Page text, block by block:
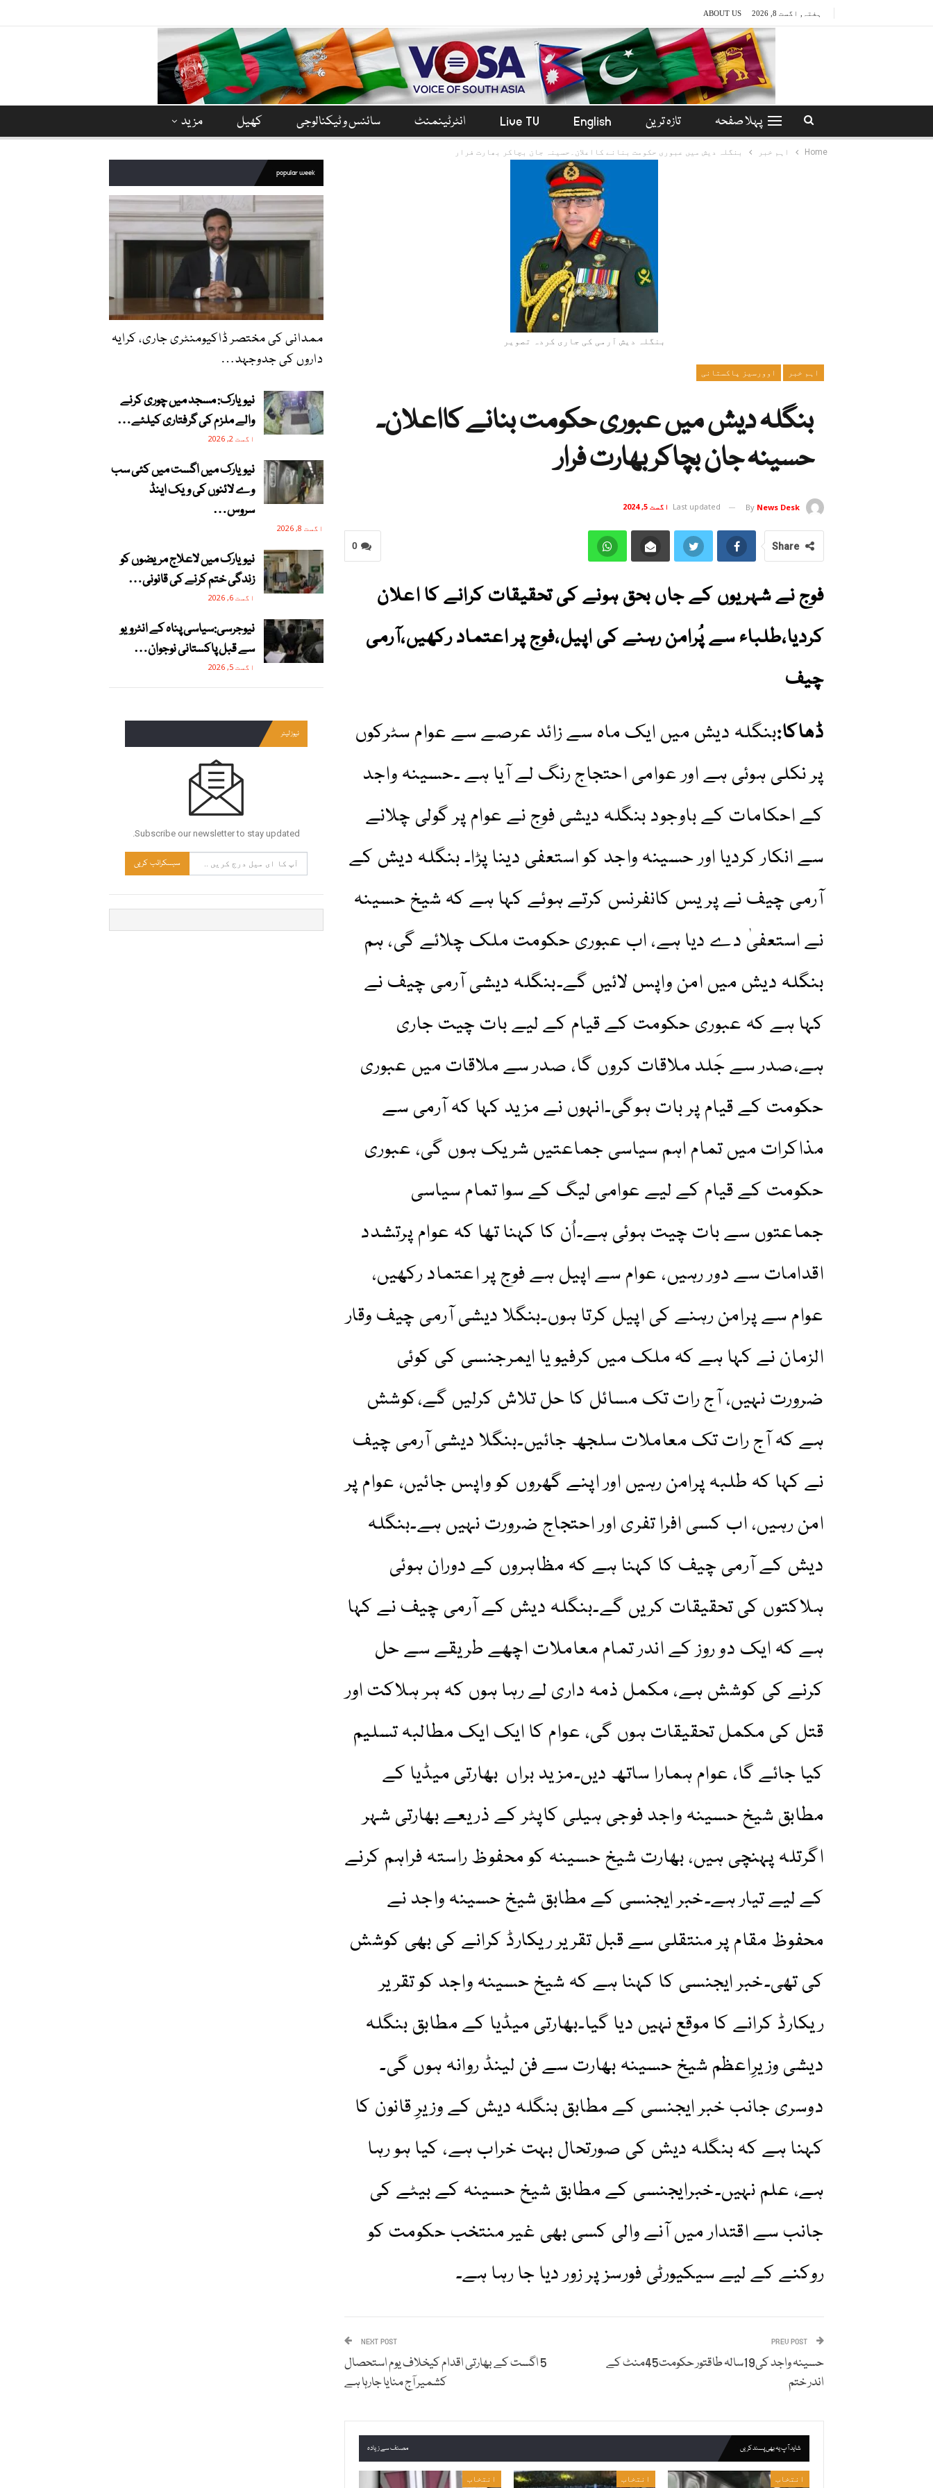
ہفتہ, اگست 8, 2026 ABOUT US
پہلا صفحہ تازہ ترین English
Live TV انٹرٹینمنٹ سائنس و ٹیکنالوجی کھیل مزید
Home اہم خبر بنگلہ دیش میں عبوری حکومت بنانے کااعلان۔حسینہ جان بچاکر بھارت فرار
بنگلہ دیش آرمی کی جاری کردہ تصویر
اہم خبر اوورسیز پاکستانی
بنگلہ دیش میں عبوری حکومت بنانے کااعلان۔
حسینہ جان بچاکر بھارت فرار
By News Desk
Last updated اگست 5, 2024
0 Share
فوج نے شہریوں کے جاں بحق ہونے کی تحقیقات کرانے کا اعلان
کردیا،طلباء سے پُرامن رہنے کی اپیل،فوج پر اعتماد رکھیں،آرمی
چیف
ڈھاکا:بنگلہ دیش میں ایک ماہ سے زائد عرصے سے عوام سٹرکوں
پر نکلی ہوئی ہے اور عوامی احتجاج رنگ لے آیا ہے ۔حسینہ واجد
کے احکامات کے باوجود بنگلہ دیشی فوج نے عوام پر گولی چلانے
سے انکار کردیا اور حسینہ واجد کو استعفی دینا پڑا۔ بنگلہ دیش کے
آرمی چیف نے پر یس کانفرنس کرتے ہوئے کہا ہے کہ شیخ حسینہ
نے استعفیٰ دے دیا ہے، اب عبوری حکومت ملک چلائے گی، ہم
بنگلہ دیش میں امن واپس لائیں گے۔بنگلہ دیشی آرمی چیف نے
کہا ہے کہ عبوری حکومت کے قیام کے لیے بات چیت جاری
ہے،صدر سے جَلد ملاقات کروں گا، صدر سے ملاقات میں عبوری
حکومت کے قیام پر بات ہوگی۔انہوں نے مزید کہا کہ آرمی سے
مذاکرات میں تمام اہم سیاسی جماعتیں شریک ہوں گی، عبوری
حکومت کے قیام کے لیے عوامی لیگ کے سوا تمام سیاسی
جماعتوں سے بات چیت ہوئی ہے۔اُن کا کہنا تھا کہ عوام پرتشدد
اقدامات سے دور رہیں، عوام سے اپیل ہے فوج پر اعتماد رکھیں،
عوام سے پرامن رہنے کی اپیل کرتا ہوں۔بنگلا دیشی آرمی چیف وقار
الزمان نے کہا ہے کہ ملک میں کرفیو یا ایمرجنسی کی کوئی
ضرورت نہیں، آج رات تک مسائل کا حل تلاش کرلیں گے،کوشش
ہے کہ آج رات تک معاملات سلجھ جائیں۔بنگلا دیشی آرمی چیف
نے کہا کہ طلبہ پرامن رہیں اور اپنے گھروں کو واپس جائیں، عوام پر
امن رہیں، اب کسی افرا تفری اور احتجاج ضرورت نہیں ہے۔بنگلہ
دیش کے آرمی چیف کا کہنا ہے کہ مظاہروں کے دوران ہوئی
ہلاکتوں کی تحقیقات کریں گے۔بنگلہ دیش کے آرمی چیف نے کہا
ہے کہ ایک دو روز کے اندر تمام معاملات اچھے طریقے سے حل
کرنے کی کوشش ہے، مکمل ذمہ داری لے رہا ہوں کہ ہر ہلاکت اور
قتل کی مکمل تحقیقات ہوں گی، عوام کا ایک ایک مطالبہ تسلیم
کیا جائے گا، عوام ہمارا ساتھ دیں۔مزید براں بھارتی میڈیا کے
مطابق شیخ حسینہ واجد فوجی ہیلی کاپٹر کے ذریعے بھارتی شہر
اگرتلہ پہنچی ہیں، بھارت شیخ حسینہ کو محفوظ راستہ فراہم کرنے
کے لیے تیار ہے۔خبر ایجنسی کے مطابق شیخ حسینہ واجد نے
محفوظ مقام پر منتقلی سے قبل تقریر ریکارڈ کرانے کی بھی کوشش
کی تھی۔خبر ایجنسی کا کہنا ہے کہ شیخ حسینہ واجد کو تقریر
ریکارڈ کرانے کا موقع نہیں دیا گیا۔بھارتی میڈیا کے مطابق بنگلہ
دیشی وزیرِاعظم شیخ حسینہ بھارت سے فن لینڈ روانہ ہوں گی۔
دوسری جانب خبر ایجنسی کے مطابق بنگلہ دیش کے وزیرِ قانون کا
کہنا ہے کہ بنگلہ دیش کی صورتحال بہت خراب ہے، کیا ہو رہا
ہے، علم نہیں۔خبرایجنسی کے مطابق شیخ حسینہ کے بیٹے کی
جانب سے اقتدار میں آنے والی کسی بھی غیر منتخب حکومت کو
روکنے کے لیے سیکیورٹی فورسز پر زور دیا جا رہا ہے۔
حسینہ واجد کی19سالہ طاقتور حکومت45منٹ کے
اندر ختم
NEXT POST
5 اگست کے بھارتی اقدام کیخلاف یوم استحصال
کشمیر آج منایا جارہا ہے
شاید آپ یہ بھی پسند کریں مصنف سے زیادہ
انتخاب انتخاب انتخاب
popular week
ممدانی کی مختصر ڈاکیومنٹری جاری، کرایہ
داروں کی جدوجہد…
نیویارک: مسجد میں چوری کرنے
والے ملزم کی گرفتاری کیلئے…
اگست 2, 2026
نیویارک میں اگست میں کئی سب
وے لائنوں کی ویک اینڈ
سروس…
اگست 8, 2026
نیویارک میں لاعلاج مریضوں کو
زندگی ختم کرنے کی قانونی…
اگست 6, 2026
نیوجرسی:سیاسی پناہ کے انٹرویو
سے قبل پاکستانی نوجوان…
اگست 5, 2026
نیوز لیٹر
Subscribe our newsletter to stay updated.
سبسکرائب کریں